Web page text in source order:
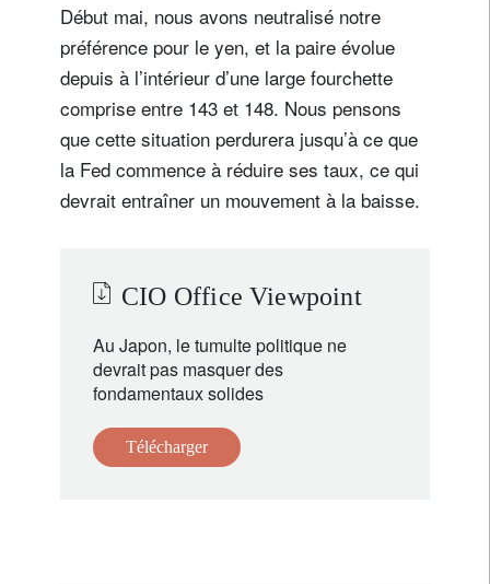
Début mai, nous avons neutralisé notre
préférence pour le yen, et la paire évolue
depuis à l’intérieur d’une large fourchette
comprise entre 143 et 148. Nous pensons
que cette situation perdurera jusqu’à ce que
la Fed commence à réduire ses taux, ce qui
devrait entraîner un mouvement à la baisse.
CIO Office Viewpoint
Au Japon, le tumulte politique ne
devrait pas masquer des
fondamentaux solides
Télécharger